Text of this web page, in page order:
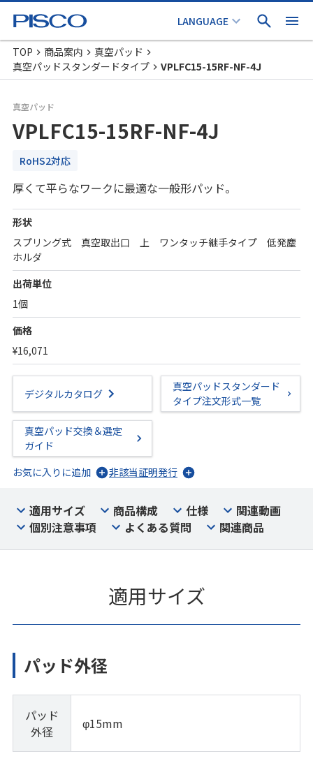
TOP 商品案内
真空パッド
真空パッドスタンダードタイプ
VPLFC15-15RF-NF-4J
真空パッド
VPLFC15-15RF-NF-4J
RoHS2対応
厚くて平らなワークに最適な一般形パッド。
形状
スプリング式 真空取出口 上 ワンタッチ継手タイプ 低発塵
ホルダ
出荷単位
1個
価格
¥16,071
デジタルカタログ
真空パッドスタンダード
タイプ注文形式一覧
真空パッド交換＆選定
ガイド
お気に入りに追加
非該当証明発行
適用サイズ 商品構成 仕様
関連動画
個別注意事項
よくある質問 関連商品
適用サイズ
パッド外径
パッド
外径
φ15mm